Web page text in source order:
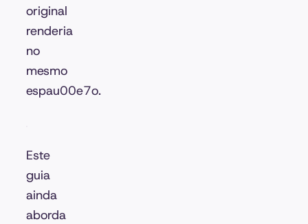
original
renderia
no
mesmo
espau00e7o.
Este
guia
ainda
aborda